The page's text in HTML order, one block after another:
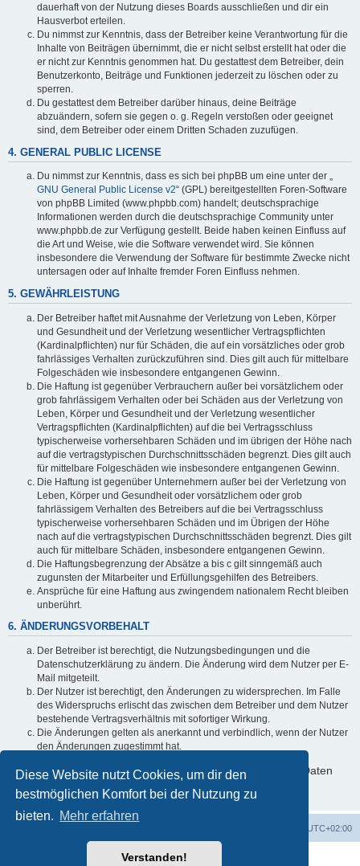
Diese Website nutzt Cookies, um dir den
bestmöglichen Komfort bei der Nutzung zu
bieten. Mehr erfahren
Verstanden!
dauerhaft von der Nutzung dieses Boards ausschließen und dir ein
Hausverbot erteilen.
Du nimmst zur Kenntnis, dass der Betreiber keine Verantwortung für die
Inhalte von Beiträgen übernimmt, die er nicht selbst erstellt hat oder die
er nicht zur Kenntnis genommen hat. Du gestattest dem Betreiber, dein
Benutzerkonto, Beiträge und Funktionen jederzeit zu löschen oder zu
sperren.
Du gestattest dem Betreiber darüber hinaus, deine Beiträge
abzuändern, sofern sie gegen o. g. Regeln verstoßen oder geeignet
sind, dem Betreiber oder einem Dritten Schaden zuzufügen.
4. GENERAL PUBLIC LICENSE
Du nimmst zur Kenntnis, dass es sich bei phpBB um eine unter der „
GNU General Public License v2“ (GPL) bereitgestellten Foren-Software
von phpBB Limited (www.phpbb.com) handelt; deutschsprachige
Informationen werden durch die deutschsprachige Community unter
www.phpbb.de zur Verfügung gestellt. Beide haben keinen Einfluss auf
die Art und Weise, wie die Software verwendet wird. Sie können
insbesondere die Verwendung der Software für bestimmte Zwecke nicht
untersagen oder auf Inhalte fremder Foren Einfluss nehmen.
5. GEWÄHRLEISTUNG
Der Betreiber haftet mit Ausnahme der Verletzung von Leben, Körper
und Gesundheit und der Verletzung wesentlicher Vertragspflichten
(Kardinalpflichten) nur für Schäden, die auf ein vorsätzliches oder grob
fahrlässiges Verhalten zurückzuführen sind. Dies gilt auch für mittelbare
Folgeschäden wie insbesondere entgangenen Gewinn.
Die Haftung ist gegenüber Verbrauchern außer bei vorsätzlichem oder
grob fahrlässigem Verhalten oder bei Schäden aus der Verletzung von
Leben, Körper und Gesundheit und der Verletzung wesentlicher
Vertragspflichten (Kardinalpflichten) auf die bei Vertragsschluss
typischerweise vorhersehbaren Schäden und im übrigen der Höhe nach
auf die vertragstypischen Durchschnittsschäden begrenzt. Dies gilt auch
für mittelbare Folgeschäden wie insbesondere entgangenen Gewinn.
Die Haftung ist gegenüber Unternehmern außer bei der Verletzung von
Leben, Körper und Gesundheit oder vorsätzlichem oder grob
fahrlässigem Verhalten des Betreibers auf die bei Vertragsschluss
typischerweise vorhersehbaren Schäden und im Übrigen der Höhe
nach auf die vertragstypischen Durchschnittsschäden begrenzt. Dies gilt
auch für mittelbare Schäden, insbesondere entgangenen Gewinn.
Die Haftungsbegrenzung der Absätze a bis c gilt sinngemäß auch
zugunsten der Mitarbeiter und Erfüllungsgehilfen des Betreibers.
Ansprüche für eine Haftung aus zwingendem nationalem Recht bleiben
unberührt.
6. ÄNDERUNGSVORBEHALT
Der Betreiber ist berechtigt, die Nutzungsbedingungen und die
Datenschutzerklärung zu ändern. Die Änderung wird dem Nutzer per E-
Mail mitgeteilt.
Der Nutzer ist berechtigt, den Änderungen zu widersprechen. Im Falle
des Widerspruchs erlischt das zwischen dem Betreiber und dem Nutzer
bestehende Vertragsverhältnis mit sofortiger Wirkung.
Die Änderungen gelten als anerkannt und verbindlich, wenn der Nutzer
den Änderungen zugestimmt hat.
Informationen über den Umgang mit deinen persönlichen Daten
sind in der Datenschutzerklärung enthalten.
UTC+02:00
Powered byphpBB® Forum Software © phpBB Limited